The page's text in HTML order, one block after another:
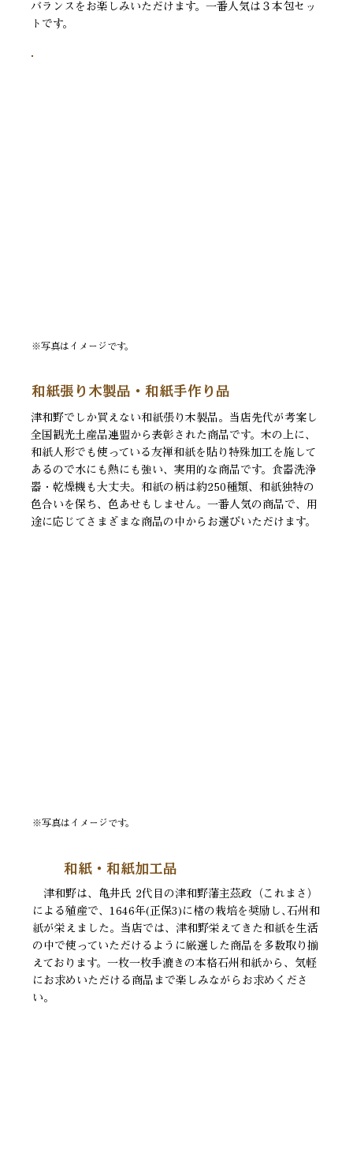
バランスをお楽しみいただけます。一番人気は３本包セッ
トです。
※写真はイメージです。
和紙張り木製品・和紙手作り品
津和野でしか買えない和紙張り木製品。当店先代が考案し
全国観光土産品連盟から表彰された商品です。木の上に、
和紙人形でも使っている友禅和紙を貼り特殊加工を施して
あるので水にも熱にも強い、実用的な商品です。食器洗浄
器・乾燥機も大丈夫。和紙の柄は約250種類、和紙独特の
色合いを保ち、色あせもしません。一番人気の商品で、用
途に応じてさまざまな商品の中からお選びいただけます。
※写真はイメージです。
和紙・和紙加工品
津和野は、亀井氏 2代目の津和野藩主茲政（これまさ）
による殖産で、1646年(正保3)に楮の栽培を奨励し､石州和
紙が栄えました。当店では、津和野栄えてきた和紙を生活
の中で使っていただけるように厳選した商品を多数取り揃
えております。一枚一枚手漉きの本格石州和紙から、気軽
にお求めいただける商品まで楽しみながらお求めくださ
い。